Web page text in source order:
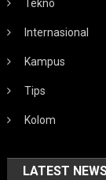
Tekno
Internasional
Kampus
Tips
Kolom
LATEST